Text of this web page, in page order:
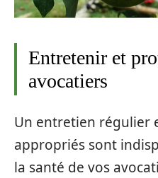
Entretenir et
avocatiers
Un entretien régulier
appropriés sont
la santé de vos